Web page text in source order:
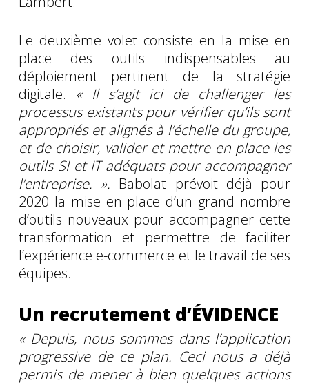
Le deuxième volet consiste en la mise en
place des outils indispensables au
déploiement pertinent de la stratégie
digitale. « Il s’agit ici de challenger les
processus existants pour vérifier qu’ils sont
appropriés et alignés à l’échelle du groupe,
et de choisir, valider et mettre en place les
outils SI et IT adéquats pour accompagner
l’entreprise. ». Babolat prévoit déjà pour
2020 la mise en place d’un grand nombre
d’outils nouveaux pour accompagner cette
transformation et permettre de faciliter
l’expérience e-commerce et le travail de ses
équipes.
Un recrutement d’ÉVIDENCE
« Depuis, nous sommes dans l’application
progressive de ce plan. Ceci nous a déjà
permis de mener à bien quelques actions